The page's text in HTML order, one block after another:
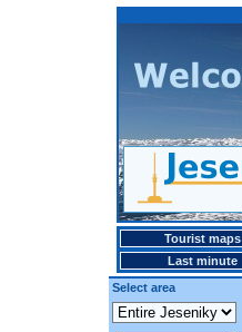
Tourist maps
Last minute
Select area